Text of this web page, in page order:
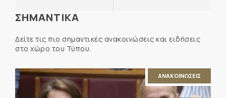
ΣΗΜΑΝΤΙΚΑ
Δείτε τις πιο σημαντικές ανακοινώσεις και ειδήσεις
στο χώρο του Τύπου.
ΑΝΑΚΟΙΝΩΣΕΙΣ